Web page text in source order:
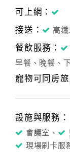
可上網：
接送：
高
餐飲服務：
早餐、晚餐、
寵物可同房旅
設施與服務：
會議室、
現場刷卡服